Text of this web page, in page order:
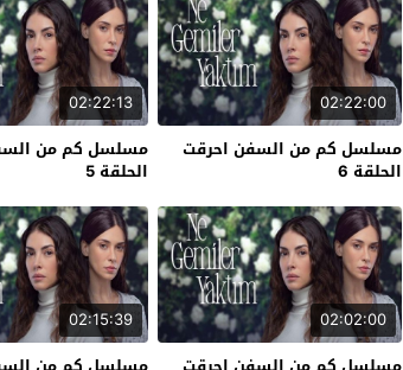
02:22:00
مسلسل كم من السفن احرقت
الحلقة 6
02:22:13
مسلسل كم من
الحلقة 5
02:02:00
02:15:39